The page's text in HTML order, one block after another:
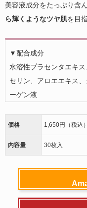
美容液成分をたっぷり含
ら輝くようなツヤ肌を目
▼配合成分
水溶性プラセンタエキ
セリン、アロエエキス
ーゲン液
価格 1,650円（税込）
内容量 30枚入